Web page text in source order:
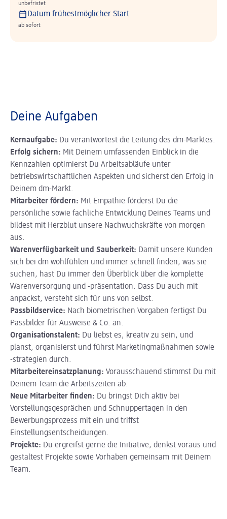
unbefristet
Datum frühestmöglicher Start
ab sofort
Deine Aufgaben
Kernaufgabe: Du verantwortest die Leitung des dm-Marktes.
Erfolg sichern: Mit Deinem umfassenden Einblick in die
Kennzahlen optimierst Du Arbeitsabläufe unter
betriebswirtschaftlichen Aspekten und sicherst den Erfolg in
Deinem dm-Markt.
Mitarbeiter fördern: Mit Empathie förderst Du die
persönliche sowie fachliche Entwicklung Deines Teams und
bildest mit Herzblut unsere Nachwuchskräfte von morgen
aus.
Warenverfügbarkeit und Sauberkeit: Damit unsere Kunden
sich bei dm wohlfühlen und immer schnell finden, was sie
suchen, hast Du immer den Überblick über die komplette
Warenversorgung und -präsentation. Dass Du auch mit
anpackst, versteht sich für uns von selbst.
Passbildservice: Nach biometrischen Vorgaben fertigst Du
Passbilder für Ausweise & Co. an.
Organisationstalent: Du liebst es, kreativ zu sein, und
planst, organisierst und führst Marketingmaßnahmen sowie
-strategien durch.
Mitarbeitereinsatzplanung: Vorausschauend stimmst Du mit
Deinem Team die Arbeitszeiten ab.
Neue Mitarbeiter finden: Du bringst Dich aktiv bei
Vorstellungsgesprächen und Schnuppertagen in den
Bewerbungsprozess mit ein und triffst
Einstellungsentscheidungen.
Projekte: Du ergreifst gerne die Initiative, denkst voraus und
gestaltest Projekte sowie Vorhaben gemeinsam mit Deinem
Team.